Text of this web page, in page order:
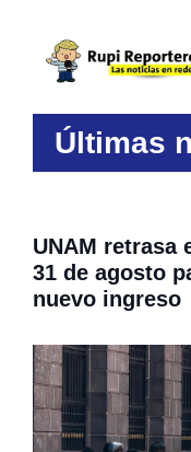
Últimas
UNAM retrasa
31 de agosto
nuevo ingreso